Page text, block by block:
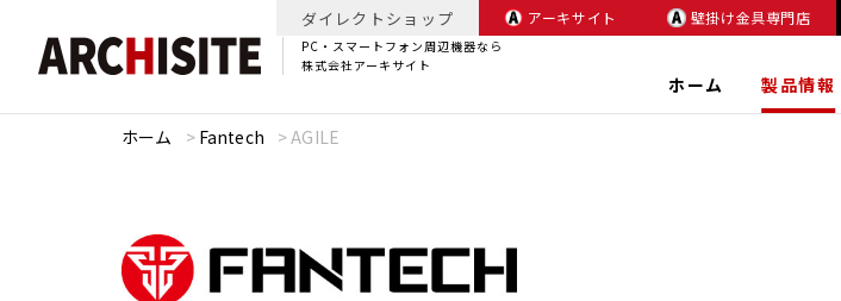
PC・スマートフォン周辺機器なら
株式会社アーキサイト
ダイレクトショップ アーキサイト 壁掛け金具専門店
ホーム 製品情報
ホーム > Fantech >AGILE